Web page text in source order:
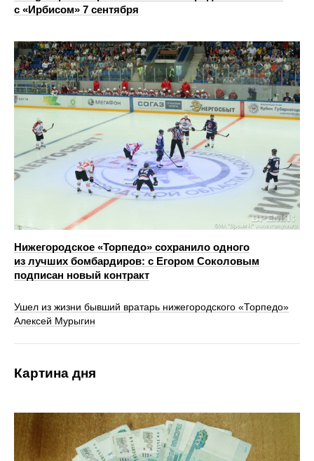
с «Ирбисом» 7 сентября
Нижегородское «Торпедо» сохранило одного
из лучших бомбардиров: с Егором Соколовым
подписан новый контракт
Ушел из жизни бывший вратарь нижегородского «Торпедо»
Алексей Мурыгин
Картина дня